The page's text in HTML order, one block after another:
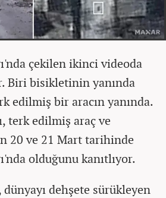
çekilen ikinci videoda
Biri bisikletinin yanında
edilmiş bir aracın yanında.
terk edilmiş araç ve
20 ve 21 Mart tarihinde
olduğunu kanıtlıyor.
dehşete sürükleyen